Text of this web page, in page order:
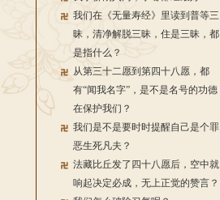
我们在《无量寿经》里读到普等三
昧，清净解脱三昧，住是三昧，都
是指什么？
从第三十二愿到第四十八愿，都
有“闻我名字”，是不是名号的功德
在保护我们？
我们是不是要时时提醒自己是个罪
恶生死凡夫？
法藏比丘发了四十八愿后，空中就
响起决定必成，无上正觉的赞言？